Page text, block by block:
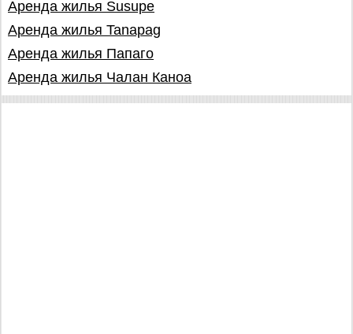
Аренда жилья Susupe
Аренда жилья Tanapag
Аренда жилья Папаго
Аренда жилья Чалан Каноа